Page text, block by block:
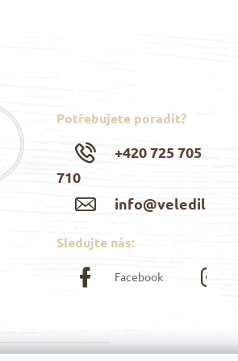
Potřebujete poradit?
+420 725 705
710
info@veledilo.cz
Sledujte nás:
Facebook